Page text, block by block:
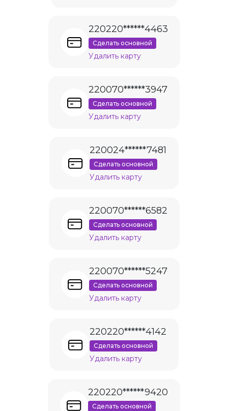
220220******4463
Сделать основной
Удалить карту
220070******3947
Сделать основной
Удалить карту
220024******7481
Сделать основной
Удалить карту
220070******6582
Сделать основной
Удалить карту
220070******5247
Сделать основной
Удалить карту
220220******4142
Сделать основной
Удалить карту
220220******9420
Сделать основной